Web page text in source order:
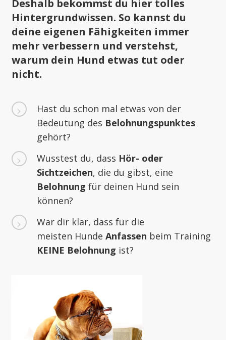
Deshalb bekommst du hier tolles
Hintergrundwissen. So kannst du
deine eigenen Fähigkeiten immer
mehr verbessern und verstehst,
warum dein Hund etwas tut oder
nicht.
Hast du schon mal etwas von der
Bedeutung des Belohnungspunktes
gehört?
Wusstest du, dass Hör- oder
Sichtzeichen, die du gibst, eine
Belohnung für deinen Hund sein
können?
War dir klar, dass für die
meisten Hunde Anfassen beim Training
KEINE Belohnung ist?